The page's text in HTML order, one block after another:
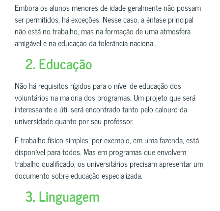
Embora os alunos menores de idade geralmente não possam
ser permitidos, há exceções. Nesse caso, a ênfase principal
não está no trabalho, mas na formação de uma atmosfera
amigável e na educação da tolerância nacional.
2. Educação
Não há requisitos rígidos para o nível de educação dos
voluntários na maioria dos programas. Um projeto que será
interessante e útil será encontrado tanto pelo calouro da
universidade quanto por seu professor.
E trabalho físico simples, por exemplo, em uma fazenda, está
disponível para todos. Mas em programas que envolvem
trabalho qualificado, os universitários precisam apresentar um
documento sobre educação especializada.
3. Linguagem